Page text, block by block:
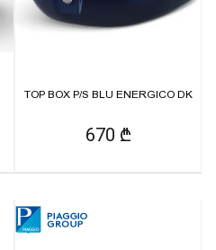
TOP BOX P/S BLU ENERGICO DK
670 ₾